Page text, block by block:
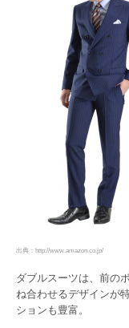
出典：http://www.amazon.co.jp/
ダブルスーツは、前の
ね合わせるデザインが
ションも豊富。